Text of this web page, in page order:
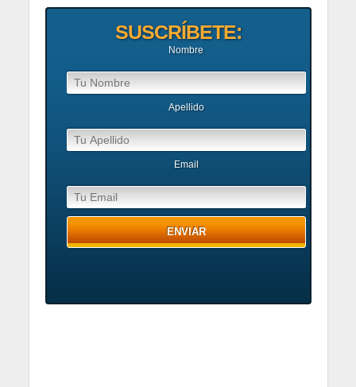
SUSCRÍBETE:
Nombre
Apellido
Email